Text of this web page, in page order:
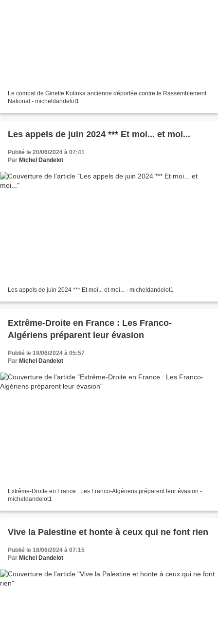
Le combat de Ginette Kolinka ancienne déportée contre le Rassemblement
National - micheldandelot1
Les appels de juin 2024 *** Et moi... et moi...
Publié le 20/06/2024 à 07:41
Par Michel Dandelot
Les appels de juin 2024 *** Et moi... et moi... - micheldandelot1
Extrême-Droite en France : Les Franco-
Algériens préparent leur évasion
Publié le 19/06/2024 à 05:57
Par Michel Dandelot
Extrême-Droite en France : Les Franco-Algériens préparent leur évasion -
micheldandelot1
Vive la Palestine et honte à ceux qui ne font rien
Publié le 18/06/2024 à 07:15
Par Michel Dandelot